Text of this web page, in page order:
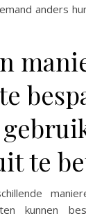
anders
te
kunnen